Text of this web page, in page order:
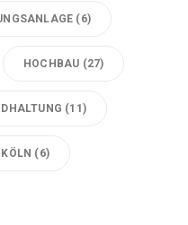
(6)
HOCHBAU (27)
(11)
KÖLN (6)